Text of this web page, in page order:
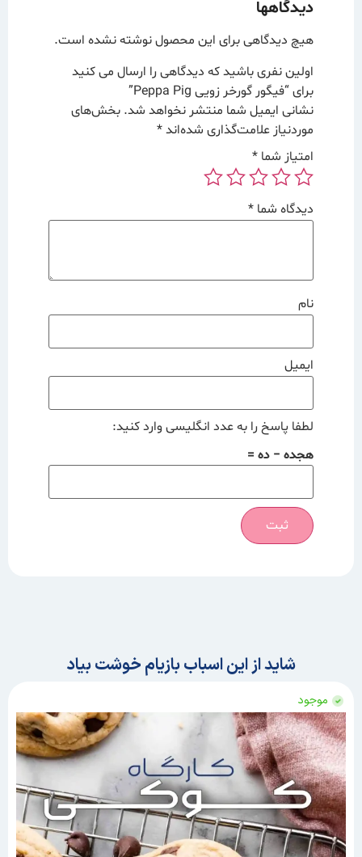
دیدگاهها
هیچ دیدگاهی برای این محصول نوشته نشده است.
اولین نفری باشید که دیدگاهی را ارسال می کنید
برای “فیگور گورخر زویی Peppa Pig”
نشانی ایمیل شما منتشر نخواهد شد. بخش‌های
موردنیاز علامت‌گذاری شده‌اند*
امتیاز شما *
دیدگاه شما *
نام
ایمیل
لطفا پاسخ را به عدد انگلیسی وارد کنید:
هجده − ده =
شاید از این اسباب بازیام خوشت بیاد
موجود